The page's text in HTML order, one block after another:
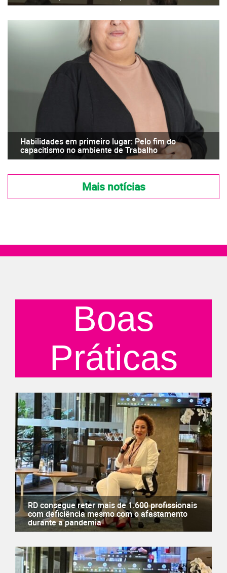
Habilidades em primeiro lugar: Pelo fim do
capacitismo no ambiente de Trabalho
Mais notícias
Boas
Práticas
RD consegue reter mais de 1.600 profissionais
com deficiência mesmo com o afastamento
durante a pandemia